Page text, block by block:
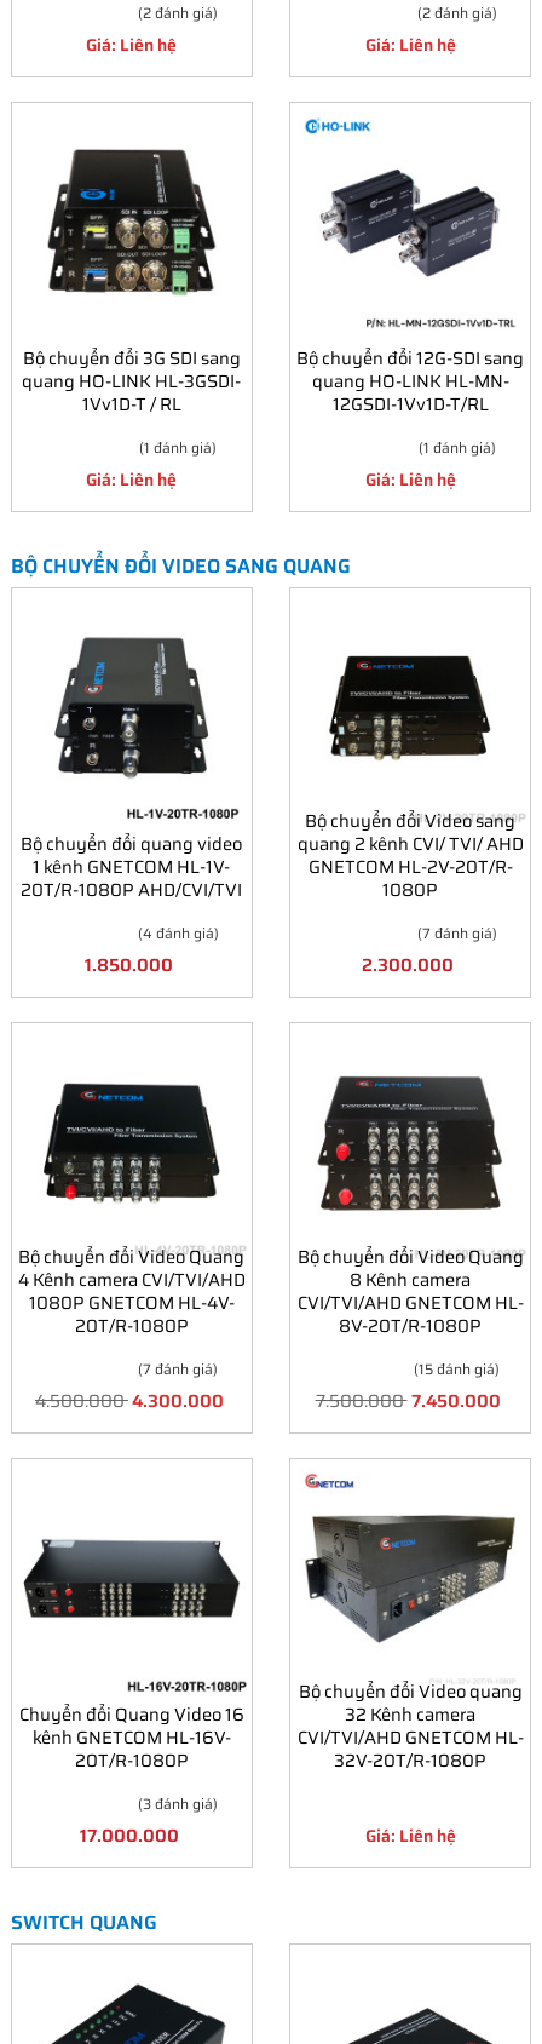
(2 đánh giá)
Giá: Liên hệ
(2 đánh giá)
Giá: Liên hệ
Bộ chuyển đổi 3G SDI sang
quang HO-LINK HL-3GSDI-
1Vv1D-T / RL
(1 đánh giá)
Giá: Liên hệ
Bộ chuyển đổi 12G-SDI sang
quang HO-LINK HL-MN-
12GSDI-1Vv1D-T/RL
(1 đánh giá)
Giá: Liên hệ
BỘ CHUYỂN ĐỔI VIDEO SANG QUANG
Bộ chuyển đổi quang video
1 kênh GNETCOM HL-1V-
20T/R-1080P AHD/CVI/TVI
(4 đánh giá)
1.850.000
Bộ chuyển đổi Video sang
quang 2 kênh CVI/ TVI/ AHD
GNETCOM HL-2V-20T/R-
1080P
(7 đánh giá)
2.300.000
Bộ chuyển đổi Video Quang
4 Kênh camera CVI/TVI/AHD
1080P GNETCOM HL-4V-
20T/R-1080P
(7 đánh giá)
4.500.0004.300.000
Bộ chuyển đổi Video Quang
8 Kênh camera
CVI/TVI/AHD GNETCOM HL-
8V-20T/R-1080P
(15 đánh giá)
7.500.0007.450.000
Chuyển đổi Quang Video 16
kênh GNETCOM HL-16V-
20T/R-1080P
(3 đánh giá)
17.000.000
Bộ chuyển đổi Video quang
32 Kênh camera
CVI/TVI/AHD GNETCOM HL-
32V-20T/R-1080P
Giá: Liên hệ
SWITCH QUANG